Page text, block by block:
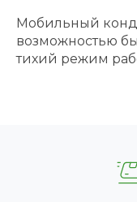
Мобильный
возможностью
тихий режим